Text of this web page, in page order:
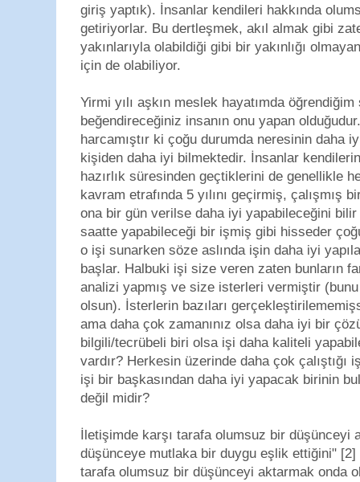
giriş yaptık). İnsanlar kendileri hakkında
getiriyorlar. Bu dertleşmek, akıl almak gibi
yakınlarıyla olabildiği gibi bir yakınlığı
için de olabiliyor.
Yirmi yılı aşkın meslek hayatımda
beğendireceğiniz insanın onu yapan
harcamıştır ki çoğu durumda neresinin daha
kişiden daha iyi bilmektedir. İnsanlar
hazırlık süresinden geçtiklerini de genellikle
kavram etrafında 5 yılını geçirmiş, çalışmış
ona bir gün verilse daha iyi yapabileceğini
saatte yapabileceği bir işmiş gibi hisseder
o işi sunarken söze aslında işin daha iyi
başlar. Halbuki işi size veren zaten bunların
analizi yapmış ve size isterleri vermiştir
olsun). İsterlerin bazıları
ama daha çok zamanınız olsa daha iyi bir
bilgili/tecrübeli biri olsa işi daha kaliteli
vardır? Herkesin üzerinde daha çok çalıştığı
işi bir başkasından daha iyi yapacak birinin
değil midir?
İletişimde karşı tarafa olumsuz bir düşünceyi
düşünceye mutlaka bir duygu eşlik ettiğini" [2]
tarafa olumsuz bir düşünceyi aktarmak onda